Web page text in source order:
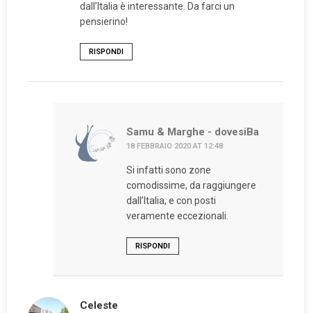
dall’Italia è interessante. Da farci un
pensierino!
RISPONDI
Samu & Marghe - dovesiBa
18 FEBBRAIO 2020 AT 12:48
Si infatti sono zone
comodissime, da raggiungere
dall’Italia, e con posti
veramente eccezionali.
RISPONDI
Celeste